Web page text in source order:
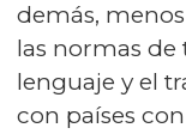
demás,
las normas de
lenguaje y el
con países